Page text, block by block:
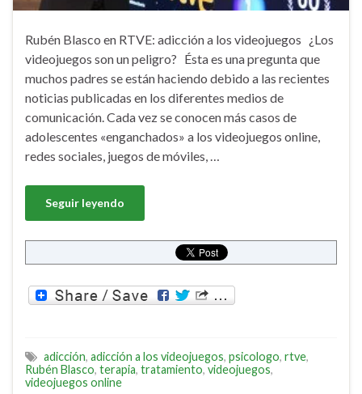
Rubén Blasco en RTVE: adicción a los videojuegos ¿Los
videojuegos son un peligro? Ésta es una pregunta que
muchos padres se están haciendo debido a las recientes
noticias publicadas en los diferentes medios de
comunicación. Cada vez se conocen más casos de
adolescentes «enganchados» a los videojuegos online,
redes sociales, juegos de móviles, …
Seguir leyendo
adicción, adicción a los videojuegos, psicologo, rtve,
Rubén Blasco, terapia, tratamiento, videojuegos,
videojuegos online